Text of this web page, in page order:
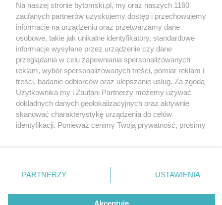
2 / 0
Wydawca mediów lokalnych
Nie zapomnij
zapoznać się z:
polityką prywatności regulamin korzystania z portali
Twojemiasto
Piekary Śląskie
Chorzów
Tarnowskie Góry
Gliwice
Skontakuj sięz nami
Kontakt
Wydawca
Pogoda
Na naszej stronie bytomski.pl, my oraz naszych 1160
zaufanych partnerów uzyskujemy dostęp i przechowujemy
informacje na urządzeniu oraz przetwarzamy dane
osobowe, takie jak unikalne identyfikatory, standardowe
informacje wysyłane przez urządzenie czy dane
przeglądania w celu zapewniania spersonalizowanych
reklam, wybór spersonalizowanych treści, pomiar reklam i
treści, badanie odbiorców oraz ulepszanie usług. Za zgodą
Użytkownika my i Zaufani Partnerzy możemy używać
dokładnych danych geolokalizacyjnych oraz aktywnie
skanować charakterystykę urządzenia do celów
identyfikacji. Ponieważ cenimy Twoją prywatność, prosimy
prywatności znajdujący się w lewym dolnym rogu strony
. Niektóre rodzaje przetwarzania danych nie wymagają
zgody użytkownika, ale masz prawo sprzeciwić się
takiemu przetwarzaniu. Preferencje będą miały
PARTNERZY USTAWIENIA
Akceptuję